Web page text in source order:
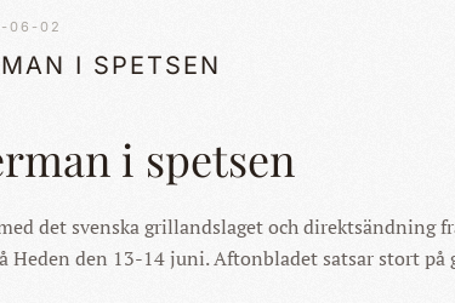
06-02
I SPETSEN
i spetsen
det svenska grillandslaget och direktsändning
Heden den 13-14 juni. Aftonbladet satsar stort på